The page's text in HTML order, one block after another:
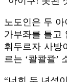
노도인은 두
가부좌를 틀고
휘두르자 사방
르는 ‘콸콸콸’